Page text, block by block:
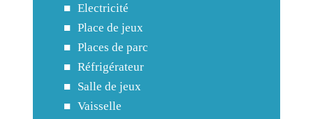
Electricité
Place de jeux
Places de parc
Réfrigérateur
Salle de jeux
Vaisselle